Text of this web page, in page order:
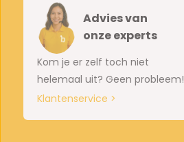
Advies van
onze experts
Kom je er zelf toch niet
helemaal uit? Geen probleem!
Klantenservice >